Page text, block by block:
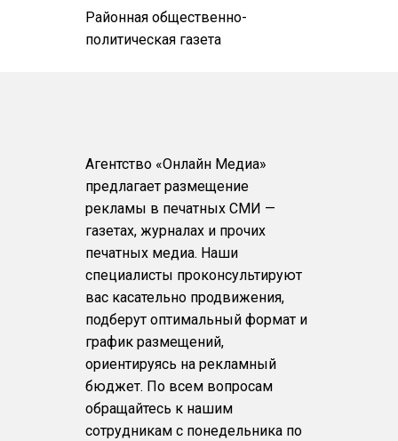
Районная общественно-
политическая газета
Агентство «Онлайн Медиа»
предлагает размещение
рекламы в печатных СМИ —
газетах, журналах и прочих
печатных медиа. Наши
специалисты проконсультируют
вас касательно продвижения,
подберут оптимальный формат и
график размещений,
ориентируясь на рекламный
бюджет. По всем вопросам
обращайтесь к нашим
сотрудникам с понедельника по